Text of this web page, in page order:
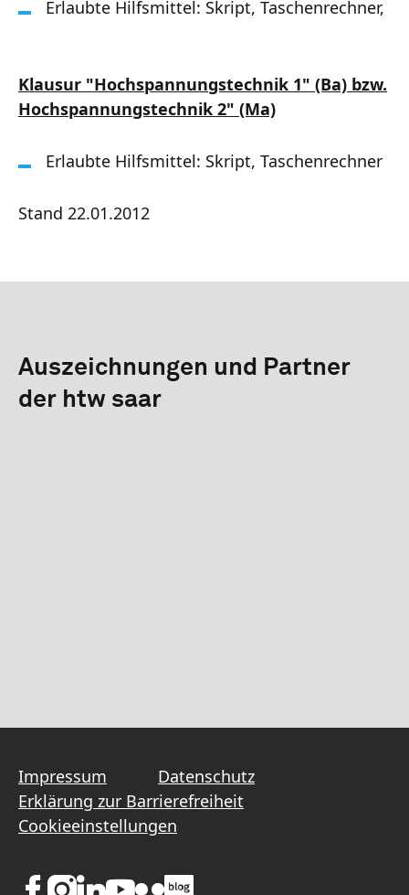
Erlaubte Hilfsmittel: Skript, Taschenrechner,
Klausur "Hochspannungstechnik 1" (Ba) bzw.
Hochspannungstechnik 2" (Ma)
Erlaubte Hilfsmittel: Skript, Taschenrechner
Stand 22.01.2012
Auszeichnungen und Partner
der htw saar
Impressum
Datenschutz
Erklärung zur Barrierefreiheit
Cookieeinstellungen